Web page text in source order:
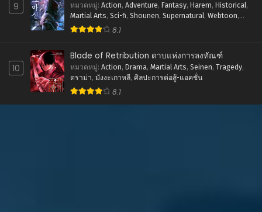
ตอนที่ 34
พฤศจิกายน 13, 2023
พฤศจิกายน 13, 2023
ตอนที่ 32
พฤศจิกายน 13, 2023
9 หมวดหมู่: Action, Adventure, Fantasy, Harem, Historical,
Martial Arts, Sci-fi, Shounen, Supernatural, Webtoon,
ชีวิตในโรงเรียน ,
8.1
10
Blade of Retribution ดาบแห่งการลงทัณฑ์
หมวดหมู่: Action, Drama, Martial Arts, Seinen, Tragedy,
ดราม่า, มังงะเกาหลี, ศิลปะการต่อสู้-แอคชั่น
8.1